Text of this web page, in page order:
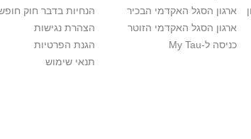
ארגון הסגל האקדמי הבכיר
ארגון הסגל האקדמי הזוטר
כניסה ל-My Tau
הנחיות בדבר חוק
הצהרת נגישות
הגנת הפרטיות
תנאי שימוש